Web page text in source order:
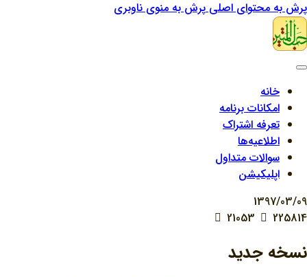
پرش به محتوای اصلیپرش به منوی ناوبری
خانه
امکانات برنامه
تعرفه اشتراک
اطلاعیه‌ها
سوالات متداول
اپلیکیشن
1397/03/09
225814
نسخه جدید